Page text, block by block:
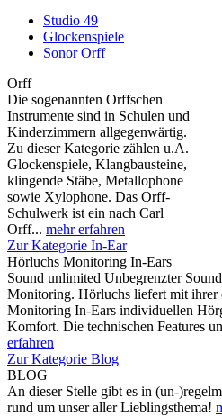
Studio 49
Glockenspiele
Sonor Orff
Orff
Die sogenannten Orffschen
Instrumente sind in Schulen und
Kinderzimmern allgegenwärtig.
Zu dieser Kategorie zählen u.A.
Glockenspiele, Klangbausteine,
klingende Stäbe, Metallophone
sowie Xylophone. Das Orff-
Schulwerk ist ein nach Carl
Orff... mehr erfahren
Zur Kategorie In-Ear
Hörluchs Monitoring In-Ears
Sound unlimited Unbegrenzter
Monitoring. Hörluchs liefert mit ihrer
Monitoring In-Ears individuellen
Komfort. Die technischen Features
erfahren
Zur Kategorie Blog
BLOG
An dieser Stelle gibt es in (un-
rund um unser aller Lieblingsthema!